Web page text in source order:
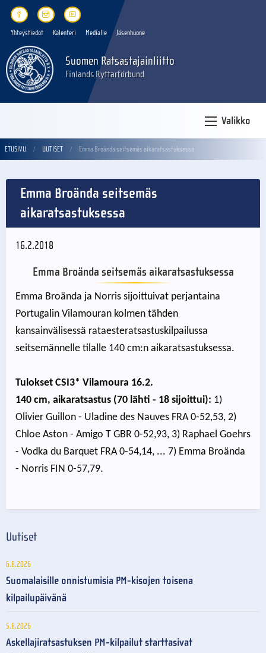
Yhteystiedot Kalenteri Medialle Jäsenhuone
Suomen Ratsastajainliitto
Finlands Ryttarförbund
Valikko
ETUSIVU UUTISET Emma Broända seitsemäs aikaratsastuksessa
Emma Broända seitsemäs
aikaratsastuksessa
16.2.2018
Emma Broända seitsemäs aikaratsastuksessa
Emma Broända ja Norris sijoittuivat perjantaina
Portugalin Vilamouran kolmen tähden
kansainvälisessä rataesteratsastuskilpailussa
seitsemännelle tilalle 140 cm:n aikaratsastuksessa.
Tulokset CSI3* Vilamoura 16.2.
140 cm, aikaratsastus (70 lähti - 18 sijoittui): 1)
Olivier Guillon - Uladine des Nauves FRA 0-52,53, 2)
Chloe Aston - Amigo T GBR 0-52,93, 3) Raphael Goehrs
- Vodka du Barquet FRA 0-54,14, ... 7) Emma Broända
- Norris FIN 0-57,79.
Uutiset
6.8.2026
Suomalaisille onnistumisia PM-kisojen toisena
kilpailupäivänä
5.8.2026
Askellajiratsastuksen PM-kilpailut starttasivat